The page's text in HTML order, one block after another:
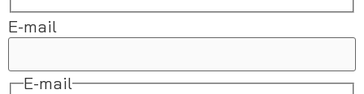
E-mail
E-mail